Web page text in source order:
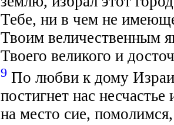
Тебе, ни в чем не
Твоим величественным
Твоего великого и
9 По любви к дому
постигнет нас
на место сие,